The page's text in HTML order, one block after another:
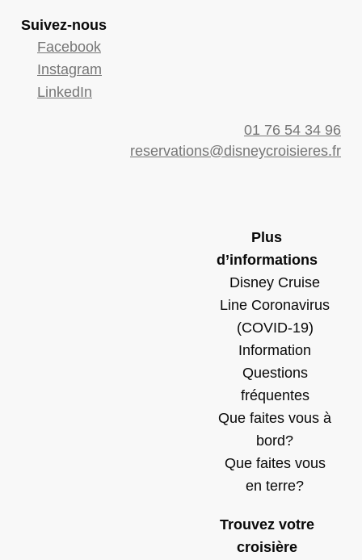
Suivez-nous
Facebook
Instagram
LinkedIn
01 76 54 34 96
reservations@disneycroisieres.fr
Plus
d’informations
Disney Cruise
Line Coronavirus
(COVID-19)
Information
Questions
fréquentes
Que faites vous à
bord?
Que faites vous
en terre?
Trouvez votre
croisière